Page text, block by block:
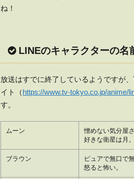
ね！
LINEのキャラクターの名
放送はすでに終了しているようですが
イト（https://www.tv-tokyo.co.jp/anime/
す。
ムーン
憎めない気分屋さ
好きな衛星は月。
ブラウン
ピュアで無口で
怒ると怖い。